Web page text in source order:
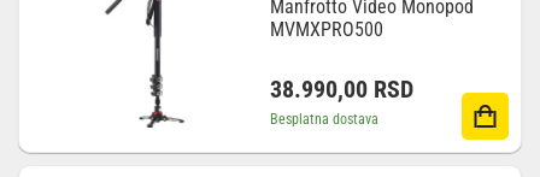
Manfrotto Video Monopod
MVMXPRO500
38.990,00 RSD
Besplatna dostava